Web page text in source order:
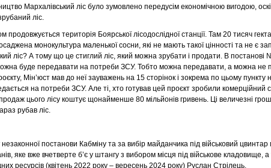
Мархалівський ліс було зумовлено передусім економічною вигодою,
ліс.
продовжується територія Боярської лісодослідної станції. Там 20 тисяч
монокультура маленької сосни, які не мають такої цінності та не є
ліс? А тому що це стиглий ліс, який можна зрубати і продати. В
буде передавати на потреби ЗСУ. Тобто можна передавати, а можна не
Мін’юст мав до неї зауважень на 15 сторінок і зокрема по цьому пункту
на потреби ЗСУ. Але ті, хто готував цей проєкт зробили комерційний
цього лісу коштує щонайменше 80 мільйонів гривень. Ці величезні
рубав ліс.
постанови Кабміну та за вибір майданчика під військовий
яке вже вчетверте б’є у штангу з вибором місця під військове кладовище,
ресурсів (квітень 2022 року – вересень 2024 року) Руслан Стрілець.